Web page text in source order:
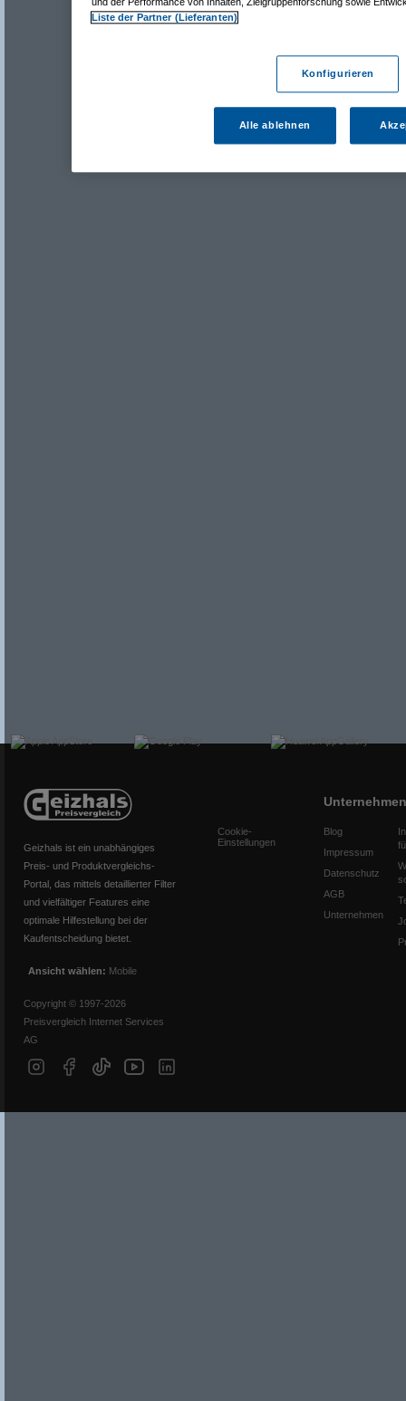
Geizhals ist ein unabhängiges
Preis- und Produktvergleichs-
Portal, das mittels detaillierter Filter
und vielfältiger Features eine
optimale Hilfestellung bei der
Kaufentscheidung bietet.
Ansicht wählen: Mobile
Copyright © 1997-2026
Preisvergleich Internet Services
AG
Cookie-
Einstellungen
Unternehmen
Blog
Impressum
Datenschutz
AGB
Unternehmen
Liste der Partner (Lieferanten)
Konfigurieren
Alle ablehnen